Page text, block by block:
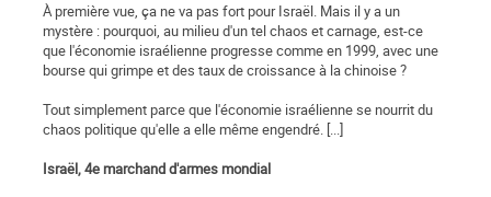
À première vue, ça ne va pas fort pour Israël. Mais il y a un
mystère : pourquoi, au milieu d'un tel chaos et carnage, est-ce
que l'économie israélienne progresse comme en 1999, avec une
bourse qui grimpe et des taux de croissance à la chinoise ?
Tout simplement parce que l'économie israélienne se nourrit du
chaos politique qu'elle a elle même engendré. [...]
Israël, 4e marchand d'armes mondial